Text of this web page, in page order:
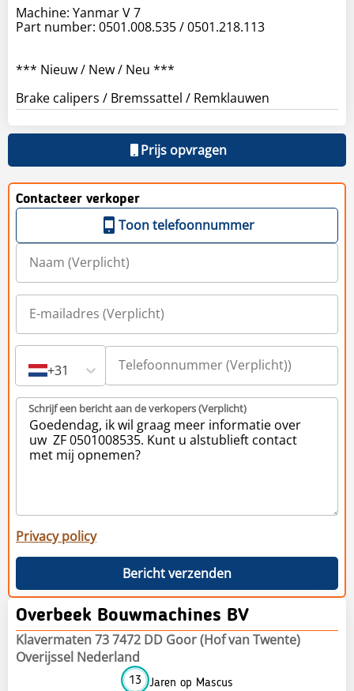
Machine: Yanmar V 7
Part number: 0501.008.535 / 0501.218.113
*** Nieuw / New / Neu ***
Prijs opvragen
Contacteer verkoper
Toon telefoonnummer
+31
Schrijf een bericht aan de verkopers (Verplicht)
Privacy policy
Bericht verzenden
Overbeek Bouwmachines BV
Klavermaten 73 7472 DD Goor (Hof van Twente)
Overijssel Nederland
13 Jaren op Mascus